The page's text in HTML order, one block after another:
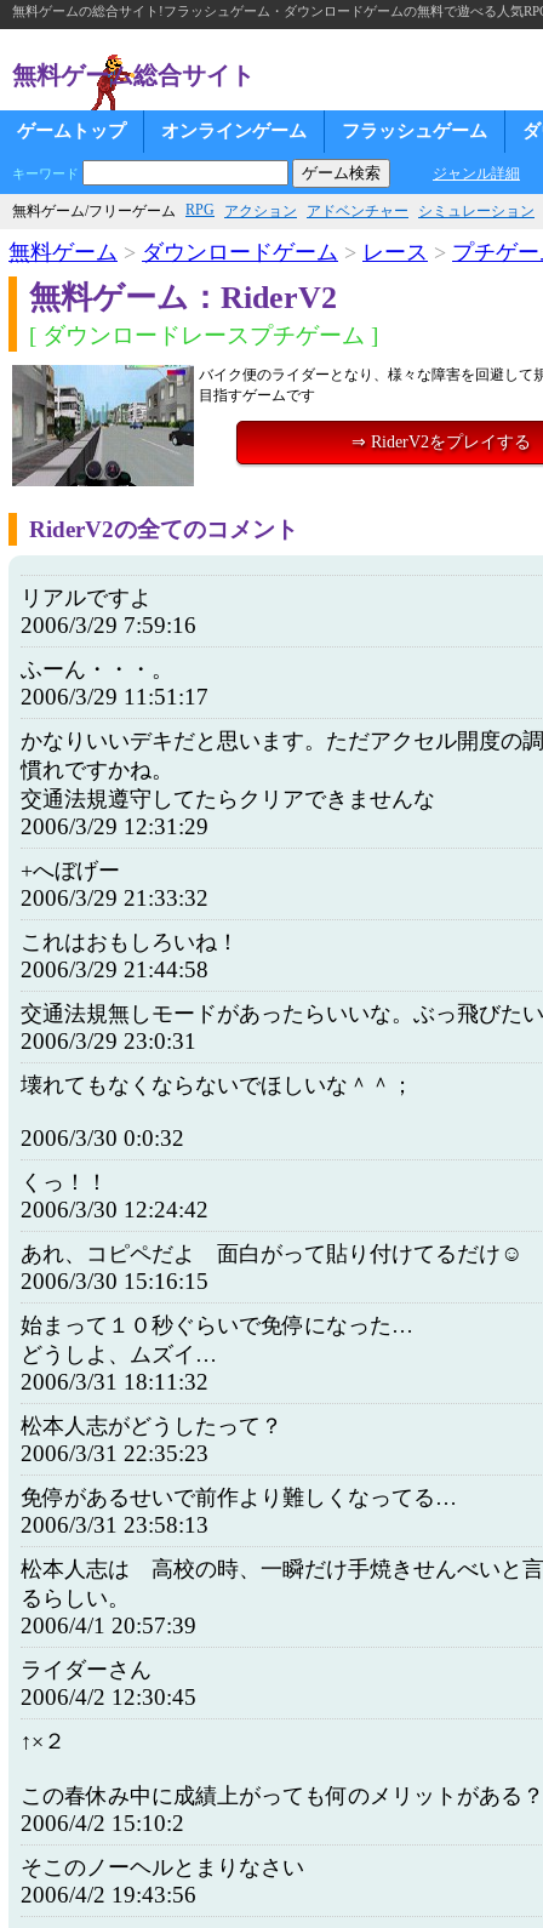
無料ゲームの総合サイト!フラッシュゲーム・ダウンロードゲームの無料で遊べる人気
無料ゲーム総合サイト
ゲームトップ オンラインゲーム フラッシュゲーム
キーワード ジャンル詳細
無料ゲーム/フリーゲーム RPG アクション アドベンチャー シミュレーション
無料ゲーム > ダウンロードゲーム > レース > プチゲ
無料ゲーム：RiderV2
[ ダウンロードレースプチゲーム ]
バイク便のライダーとなり、様々な障害を回避して
目指すゲームです
⇒ RiderV2をプレイする
RiderV2の全てのコメント
リアルですよ
2006/3/29 7:59:16
ふーん・・・。
2006/3/29 11:51:17
かなりいいデキだと思います。ただアクセル開度の
慣れですかね。
交通法規遵守してたらクリアできませんな
2006/3/29 12:31:29
+へぼげー
2006/3/29 21:33:32
これはおもしろいね！
2006/3/29 21:44:58
交通法規無しモードがあったらいいな。ぶっ飛びた
2006/3/29 23:0:31
壊れてもなくならないでほしいな＾＾；
2006/3/30 0:0:32
くっ！！
2006/3/30 12:24:42
あれ、コピペだよ 面白がって貼り付けてるだけ☺
2006/3/30 15:16:15
始まって１０秒ぐらいで免停になった…
どうしよ、ムズイ…
2006/3/31 18:11:32
松本人志がどうしたって？
2006/3/31 22:35:23
免停があるせいで前作より難しくなってる…
2006/3/31 23:58:13
松本人志は 高校の時、一瞬だけ手焼きせんべいと
るらしい。
2006/4/1 20:57:39
ライダーさん
2006/4/2 12:30:45
↑×２
この春休み中に成績上がっても何のメリットがある？
2006/4/2 15:10:2
そこのノーヘルとまりなさい
2006/4/2 19:43:56